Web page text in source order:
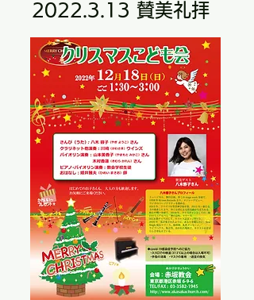
​2022.3.13 賛美礼拝